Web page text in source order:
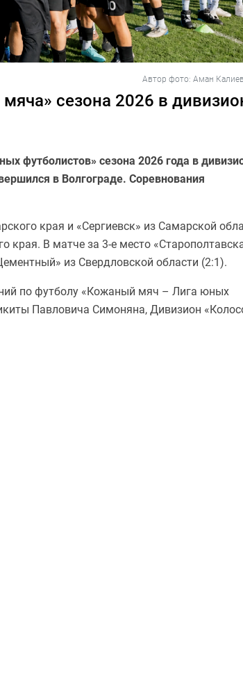
Автор фото: Аман
сезона 2026 в
футболистов» сезона 2026 года в
в Волгограде. Соревнования
края и «Сергиевск» из Самарской
края. В матче за 3-е место
из Свердловской области (2:1).
по футболу «Кожаный мяч – Лига юных
Павловича Симоняна, Дивизион